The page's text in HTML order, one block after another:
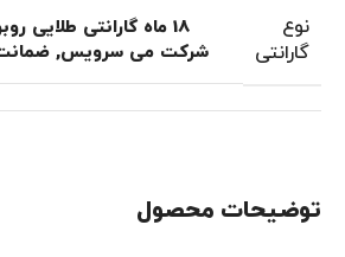
توضیحات محصول
نوع
گارانتی
18 ماه گارانتی طلایی روبو سرویس
شرکت می سرویس,